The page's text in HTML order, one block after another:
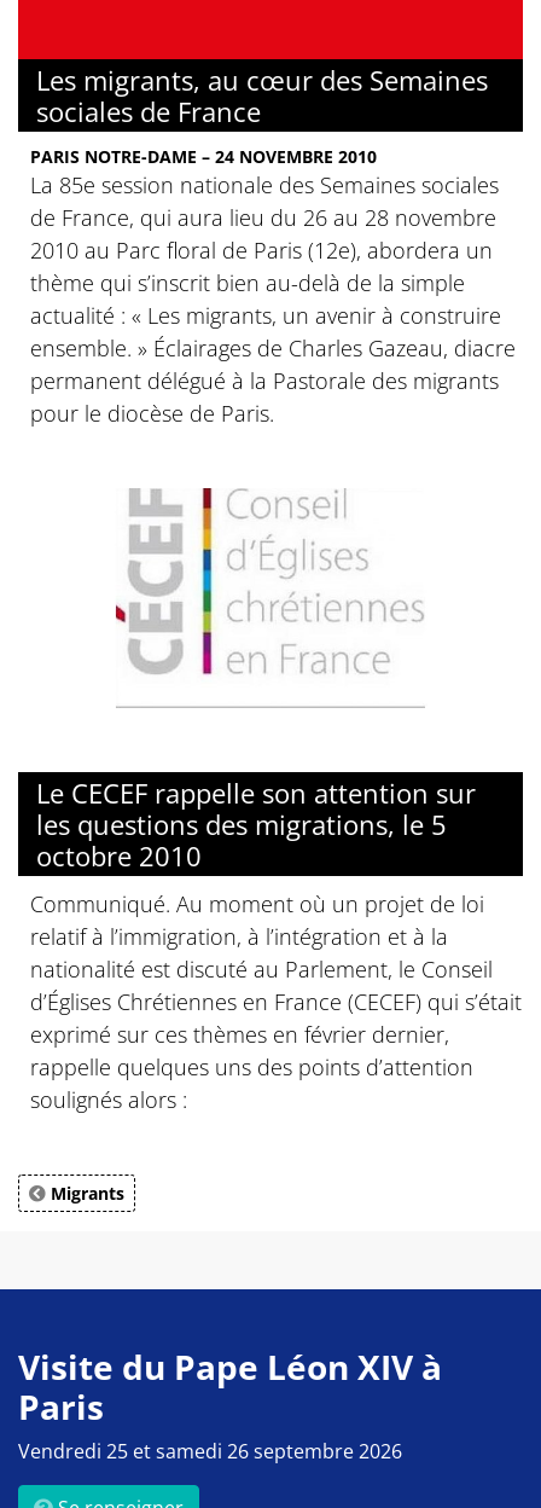
Les migrants, au cœur des Semaines
sociales de France
PARIS NOTRE-DAME – 24 NOVEMBRE 2010
La 85e session nationale des Semaines sociales
de France, qui aura lieu du 26 au 28 novembre
2010 au Parc floral de Paris (12e), abordera un
thème qui s’inscrit bien au-delà de la simple
actualité : « Les migrants, un avenir à construire
ensemble. » Éclairages de Charles Gazeau, diacre
permanent délégué à la Pastorale des migrants
pour le diocèse de Paris.
Le CECEF rappelle son attention sur
les questions des migrations, le 5
octobre 2010
Communiqué. Au moment où un projet de loi
relatif à l’immigration, à l’intégration et à la
nationalité est discuté au Parlement, le Conseil
d’Églises Chrétiennes en France (CECEF) qui s’était
exprimé sur ces thèmes en février dernier,
rappelle quelques uns des points d’attention
soulignés alors :
Migrants
Visite du Pape Léon XIV à
Paris
Vendredi 25 et samedi 26 septembre 2026